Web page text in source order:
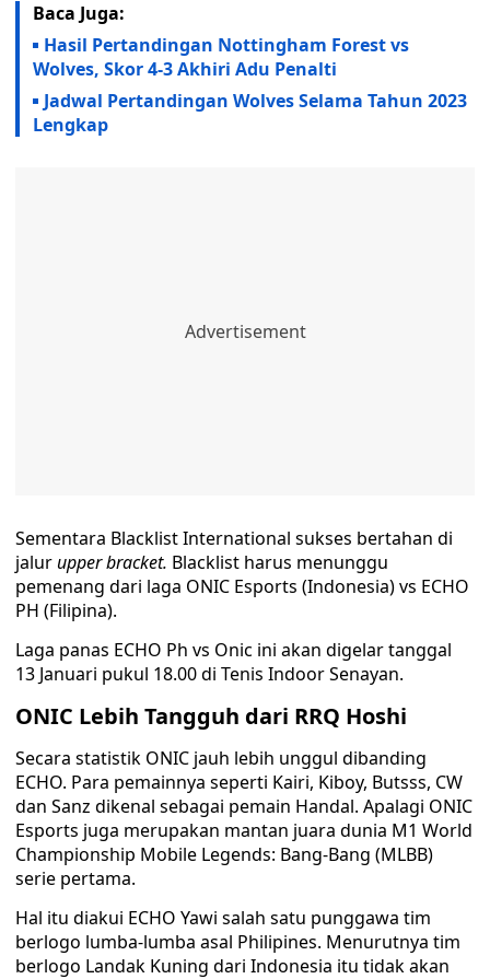
Baca Juga:
Hasil Pertandingan Nottingham Forest vs
Wolves, Skor 4-3 Akhiri Adu Penalti
Jadwal Pertandingan Wolves Selama Tahun 2023
Lengkap
Sementara Blacklist International sukses bertahan di
jalurupper bracket. Blacklist harus menunggu
pemenang dari laga ONIC Esports (Indonesia) vs ECHO
PH (Filipina).
Laga panas ECHO Ph vs Onic ini akan digelar tanggal
13 Januari pukul 18.00 di Tenis Indoor Senayan.
ONIC Lebih Tangguh dari RRQ Hoshi
Secara statistik ONIC jauh lebih unggul dibanding
ECHO. Para pemainnya seperti Kairi, Kiboy, Butsss, CW
dan Sanz dikenal sebagai pemain Handal. Apalagi ONIC
Esports juga merupakan mantan juara dunia M1 World
Championship Mobile Legends: Bang-Bang (MLBB)
serie pertama.
Hal itu diakui ECHO Yawi salah satu punggawa tim
berlogo lumba-lumba asal Philipines. Menurutnya tim
berlogo Landak Kuning dari Indonesia itu tidak akan